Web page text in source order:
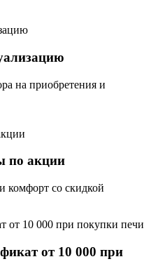
на приобретения и
по акции
комфорт со скидкой
от 10 000 при